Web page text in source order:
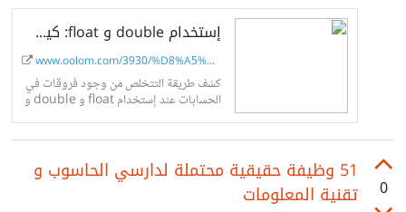
8%A8%D8%A9-
%D8%A8%D9%81%D9%8A%D8%B1%D9%88%D
إستخدام double و float: كيف يؤدي إلى خسارة حتمية أو أرباح زائفة
www.oolom.com/3930/%D8%A5%D8%B...
كشف طريقة التتخلص من وجود فروقات في
الحسابات عند إستخدام float و double و
ضبط الحسابات 100% دون التعرض لخسائر
0
51 وظيفة حقيقية محتملة لدارسي الحاسوب و
تقنية المعلومات